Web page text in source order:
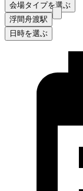
会場タイプを選ぶ
浮間舟渡駅
日時を選ぶ